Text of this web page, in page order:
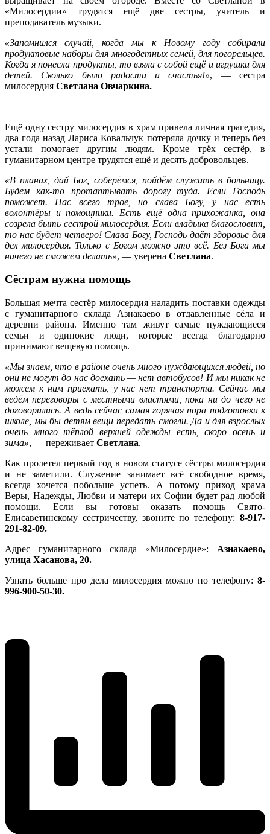
«Милосердии» трудятся ещё две сестры, учитель и
преподаватель музыки.
«Запомнился случай, когда мы к Новому году собирали
продуктовые наборы для многодетных семей, для погорельцев.
Когда я понесла продукты, то взяла с собой ещё и игрушки для
детей. Сколько было радости и счастья!», — сестра
милосердия Светлана Овчаркина.
Ещё одну сестру милосердия в храм привела личная трагедия,
два года назад Лариса Ковальчук потеряла дочку и теперь без
устали помогает другим людям. Кроме трёх сестёр, в
гуманитарном центре трудятся ещё и десять добровольцев.
«В планах, дай Бог, соберёмся, пойдём служить в больницу.
Будем как-то протаптывать дорогу туда. Если Господь
поможет. Нас всего трое, но слава Богу, у нас есть
волонтёры и помощники. Есть ещё одна прихожанка, она
созрела быть сестрой милосердия. Если владыка благословит,
то нас будет четверо! Слава Богу, Господь даёт здоровье для
дел милосердия. Только с Богом можно это всё. Без Бога мы
ничего не сможем делать», — уверена Светлана.
Сёстрам нужна помощь
Большая мечта сестёр милосердия наладить поставки одежды
с гуманитарного склада Азнакаево в отдавленные сёла и
деревни района. Именно там живут самые нуждающиеся
семьи и одинокие люди, которые всегда благодарно
принимают вещевую помощь.
«Мы знаем, что в районе очень много нуждающихся людей, но
они не могут до нас доехать — нет автобусов! И мы никак не
можем к ним приехать, у нас нет транспорта. Сейчас мы
ведём переговоры с местными властями, пока ни до чего не
договорились. А ведь сейчас самая горячая пора подготовки к
школе, мы бы детям вещи передать смогли. Да и для взрослых
очень много тёплой верхней одежды есть, скоро осень и
зима», — переживает Светлана.
Как пролетел первый год в новом статусе сёстры милосердия
и не заметили. Служение занимает всё свободное время,
всегда хочется побольше успеть. А потому приход храма
Веры, Надежды, Любви и матери их Софии будет рад любой
помощи. Если вы готовы оказать помощь Свято-
Елисаветинскому сестричеству, звоните по телефону: 8-917-
291-82-09.
Адрес гуманитарного склада «Милосердие»: Азнакаево,
улица Хасанова, 20.
Узнать больше про дела милосердия можно по телефону: 8-
996-900-50-30.